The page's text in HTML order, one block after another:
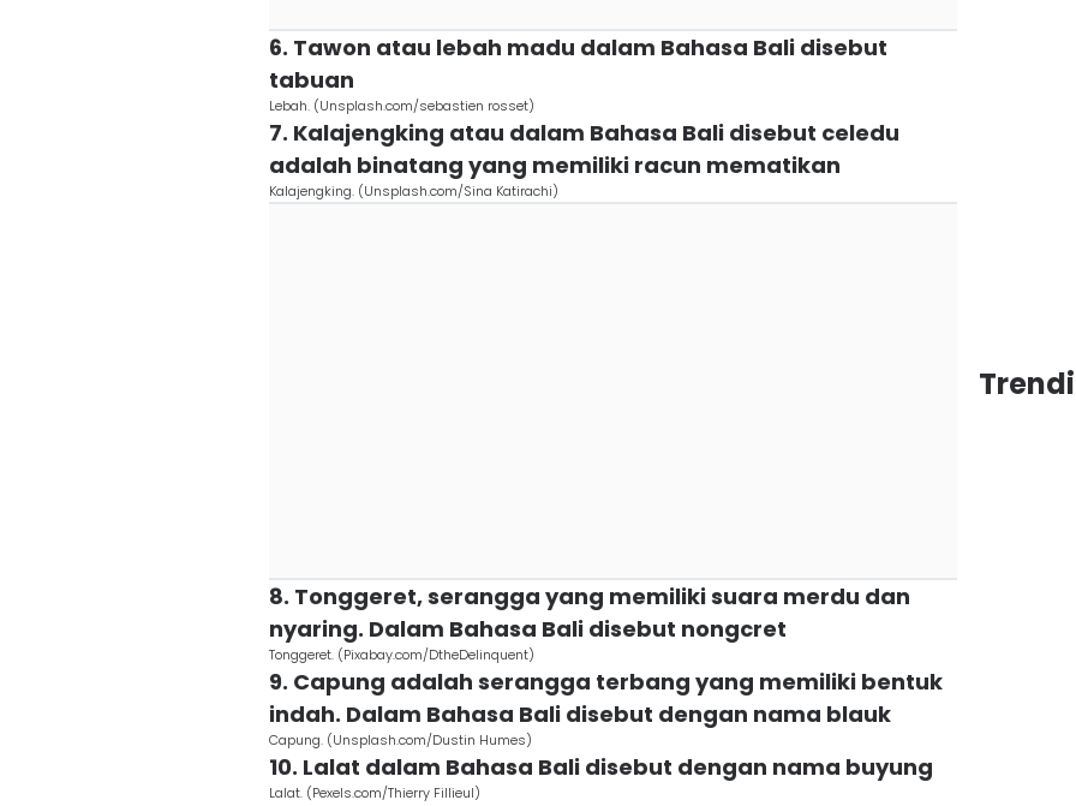
6. Tawon atau lebah madu dalam Bahasa Bali disebut
tabuan
Lebah. (Unsplash.com/sebastien rosset)
7. Kalajengking atau dalam Bahasa Bali disebut celedu
adalah binatang yang memiliki racun mematikan
Kalajengking. (Unsplash.com/Sina Katirachi)
8. Tonggeret, serangga yang memiliki suara merdu dan
nyaring. Dalam Bahasa Bali disebut nongcret
Tonggeret. (Pixabay.com/DtheDelinquent)
9. Capung adalah serangga terbang yang memiliki bentuk
indah. Dalam Bahasa Bali disebut dengan nama blauk
Capung. (Unsplash.com/Dustin Humes)
10. Lalat dalam Bahasa Bali disebut dengan nama buyung
Lalat. (Pexels.com/Thierry Fillieul)